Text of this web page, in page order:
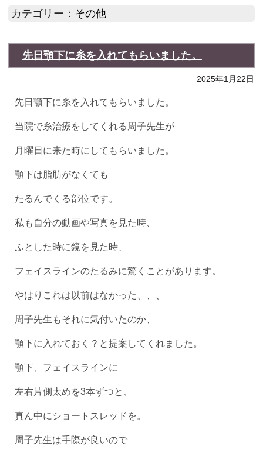
カテゴリー： その他
先日顎下に糸を入れてもらいました。
2025年1月22日
先日顎下に糸を入れてもらいました。
当院で糸治療をしてくれる周子先生が
月曜日に来た時にしてもらいました。
顎下は脂肪がなくても
たるんでくる部位です。
私も自分の動画や写真を見た時、
ふとした時に鏡を見た時、
フェイスラインのたるみに驚くことがあります。
やはりこれは以前はなかった、、、
周子先生もそれに気付いたのか、
顎下に入れておく？と提案してくれました。
顎下、フェイスラインに
左右片側太めを3本ずつと、
真ん中にショートスレッドを。
周子先生は手際が良いので